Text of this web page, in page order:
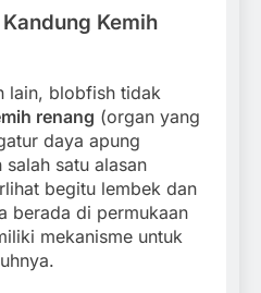
Kemih
lain, blobfish tidak
renang (organ yang
daya apung
satu alasan
begitu lembek dan
berada di permukaan
mekanisme untuk